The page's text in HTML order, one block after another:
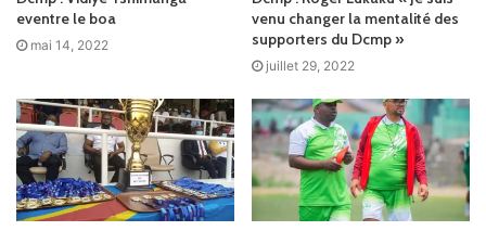
eventre le boa
mai 14, 2022
venu changer la mentalité des
supporters du Dcmp »
juillet 29, 2022